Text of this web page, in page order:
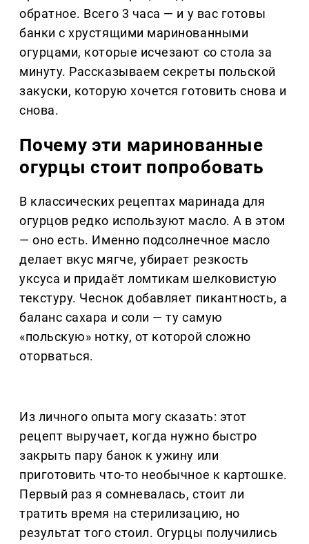
обратное. Всего 3 часа — и у вас готовы
банки с хрустящими маринованными
огурцами, которые исчезают со стола за
минуту. Рассказываем секреты польской
закуски, которую хочется готовить снова и
снова.
Почему эти маринованные
огурцы стоит попробовать
В классических рецептах маринада для
огурцов редко используют масло. А в этом
— оно есть. Именно подсолнечное масло
делает вкус мягче, убирает резкость
уксуса и придаёт ломтикам шелковистую
текстуру. Чеснок добавляет пикантность, а
баланс сахара и соли — ту самую
«польскую» нотку, от которой сложно
оторваться.
Из личного опыта могу сказать: этот
рецепт выручает, когда нужно быстро
закрыть пару банок к ужину или
приготовить что-то необычное к картошке.
Первый раз я сомневалась, стоит ли
тратить время на стерилизацию, но
результат того стоил. Огурцы получились